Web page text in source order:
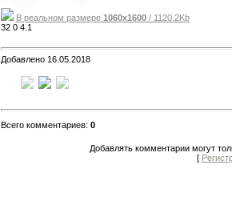
В реальном размере 1060x1600 / 1120.2Kb
32 0 4.1
Добавлено 16.05.2018
Всего комментариев: 0
Добавлять комментарии могут
[